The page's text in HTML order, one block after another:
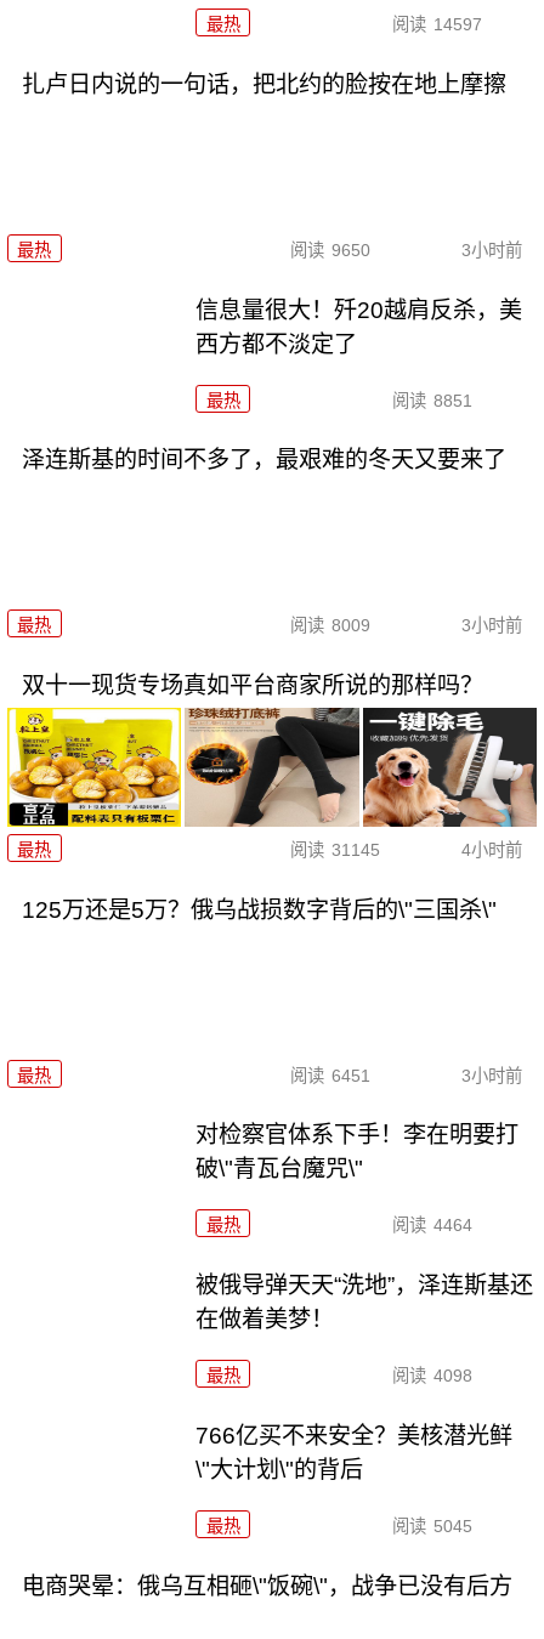
最热 阅读 14597
扎卢日内说的一句话，把北约的脸按在地上摩擦
最热 阅读 9650 3小时前
信息量很大！歼20越肩反杀，美
西方都不淡定了
最热 阅读 8851
泽连斯基的时间不多了，最艰难的冬天又要来了
最热 阅读 8009 3小时前
双十一现货专场真如平台商家所说的那样吗？
最热 阅读 31145 4小时前
125万还是5万？俄乌战损数字背后的\"三国杀\"
最热 阅读 6451 3小时前
对检察官体系下手！李在明要打
破\"青瓦台魔咒\"
最热 阅读 4464
被俄导弹天天“洗地”，泽连斯基还
在做着美梦！
最热 阅读 4098
766亿买不来安全？美核潜光鲜
\"大计划\"的背后
最热 阅读 5045
电商哭晕：俄乌互相砸\"饭碗\"，战争已没有后方